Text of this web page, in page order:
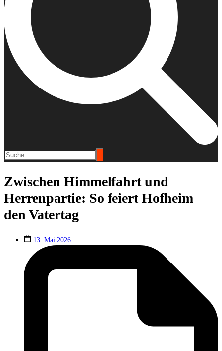
Zwischen Himmelfahrt und
Herrenpartie: So feiert Hofheim
den Vatertag
13. Mai 2026